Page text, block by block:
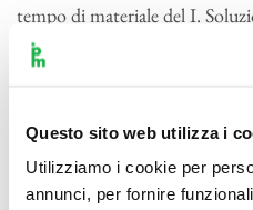
Questo sito web utilizza i
Utilizziamo i cookie per
annunci, per fornire
tempo di materiale del I.
Mendelssohn realizza,
di una nuova poetica, che
allegro con fuoco, in cui solista
dall’avvio la veemenza
travolgente che anticipa il